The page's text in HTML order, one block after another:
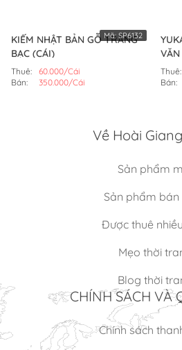
KIẾM NHẬT BẢN GỖ TRÁNG
BẠC (CÁI)
Thuê:
60.000/Cái
Bán:
350.000/Cái
Mã:SP6132
Thuê:
Bán:
Về Hoài
Sản phẩm
Sản phẩm bán
Được thuê
Mẹo thời
Blog thời
CHÍNH SÁCH VÀ
Chính sách